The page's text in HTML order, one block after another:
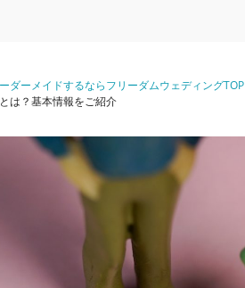
ダーメイドするならフリーダムウェディングTOP
は？基本情報をご紹介